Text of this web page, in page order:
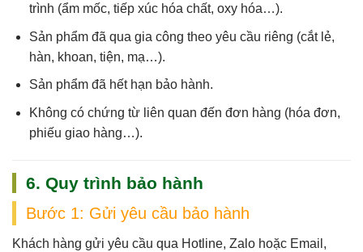
trình (ẩm mốc, tiếp xúc hóa chất, oxy hóa…).
Sản phẩm đã qua gia công theo yêu cầu riêng (cắt lẻ,
hàn, khoan, tiện, mạ…).
Sản phẩm đã hết hạn bảo hành.
Không có chứng từ liên quan đến đơn hàng (hóa đơn,
phiếu giao hàng…).
6. Quy trình bảo hành
Bước 1: Gửi yêu cầu bảo hành
Khách hàng gửi yêu cầu qua Hotline, Zalo hoặc Email ,